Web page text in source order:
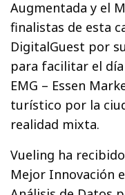
Augmentada y el
finalistas de esta
DigitalGuest por
para facilitar el
EMG – Essen
turístico por la
realidad mixta.
Vueling ha
Mejor Innovación